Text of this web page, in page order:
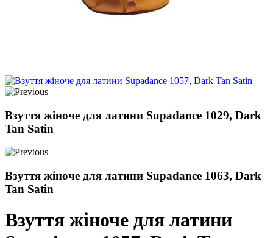
Взуття жіноче для латини Supadance 1029, Dark
Tan Satin
Взуття жіноче для латини Supadance 1063, Dark
Tan Satin
Взуття жіноче для латини